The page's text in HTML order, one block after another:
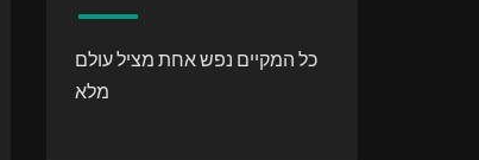
כל המקיים נפש אחת מציל עולם
מלא